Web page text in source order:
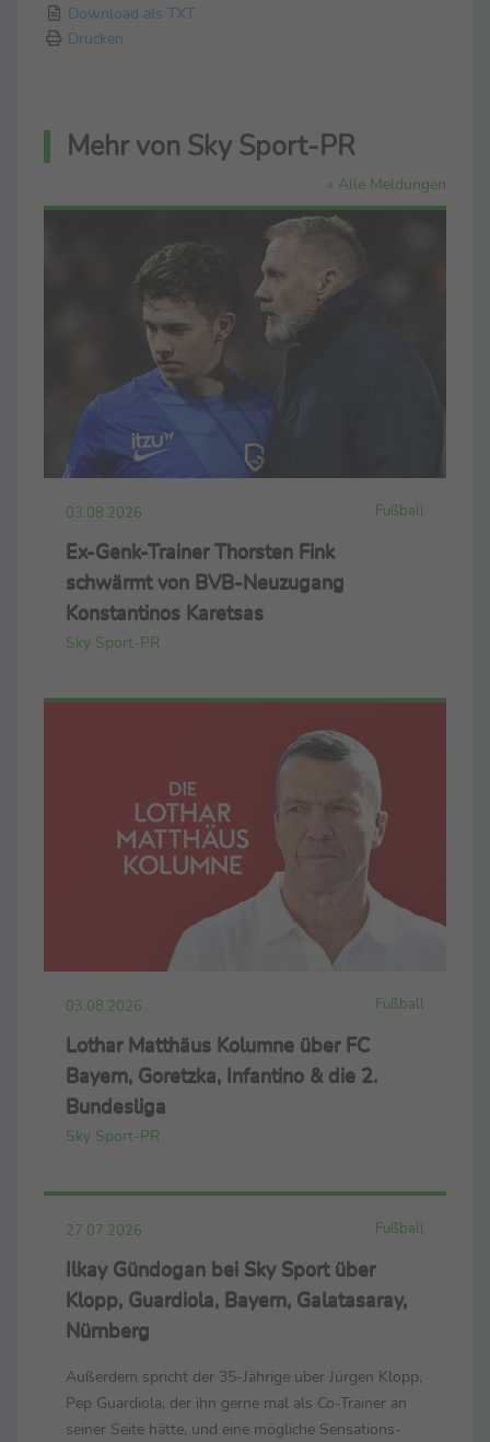
Download als TXT
Drucken
Mehr von Sky Sport-PR
» Alle Meldungen
03.08.2026 Fußball
Ex-Genk-Trainer Thorsten Fink
schwärmt von BVB-Neuzugang
Konstantinos Karetsas
Sky Sport-PR
03.08.2026 Fußball
Lothar Matthäus Kolumne über FC
Bayern, Goretzka, Infantino & die 2.
Bundesliga
Sky Sport-PR
27.07.2026 Fußball
Ilkay Gündogan bei Sky Sport über
Klopp, Guardiola, Bayern, Galatasaray,
Nürnberg
Außerdem spricht der 35-Jährige über Jürgen Klopp,
Pep Guardiola, der ihn gerne mal als Co-Trainer an
seiner Seite hätte, und eine mögliche Sensations-